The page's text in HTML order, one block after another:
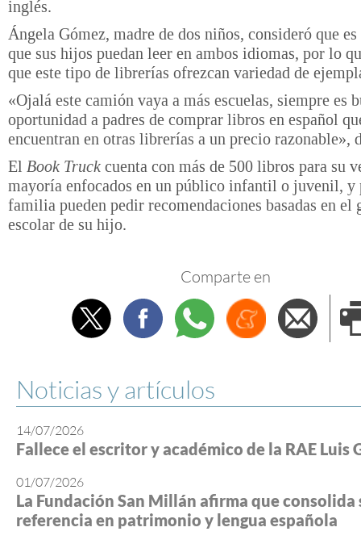
inglés.
Ángela Gómez, madre de dos niños, consideró que
que sus hijos puedan leer en ambos idiomas, por lo
que este tipo de librerías ofrezcan variedad de
«Ojalá este camión vaya a más escuelas, siempre es
oportunidad a padres de comprar libros en español
encuentran en otras librerías a un precio razonable»,
El Book Truck cuenta con más de 500 libros para su
mayoría enfocados en un público infantil o juvenil, y
familia pueden pedir recomendaciones basadas en el
escolar de su hijo.
Comparte en
TwitterFacebookWhatsappMenéame
Noticias y artículos
14/07/2026
Fallece el escritor y académico de la RAE Luis
01/07/2026
La Fundación San Millán afirma que consolida
referencia en patrimonio y lengua española